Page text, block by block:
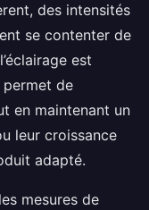
des intensités
se contenter de
est
permet de
en maintenant un
leur croissance
adapté.
mesures de